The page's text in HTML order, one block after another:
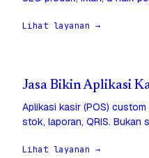
Lihat layanan →
Jasa Bikin Aplikasi
Aplikasi kasir (POS)
stok, laporan, QRIS. Bukan
Lihat layanan →